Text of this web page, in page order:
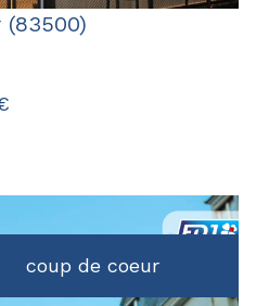
(83500)
coup de coeur